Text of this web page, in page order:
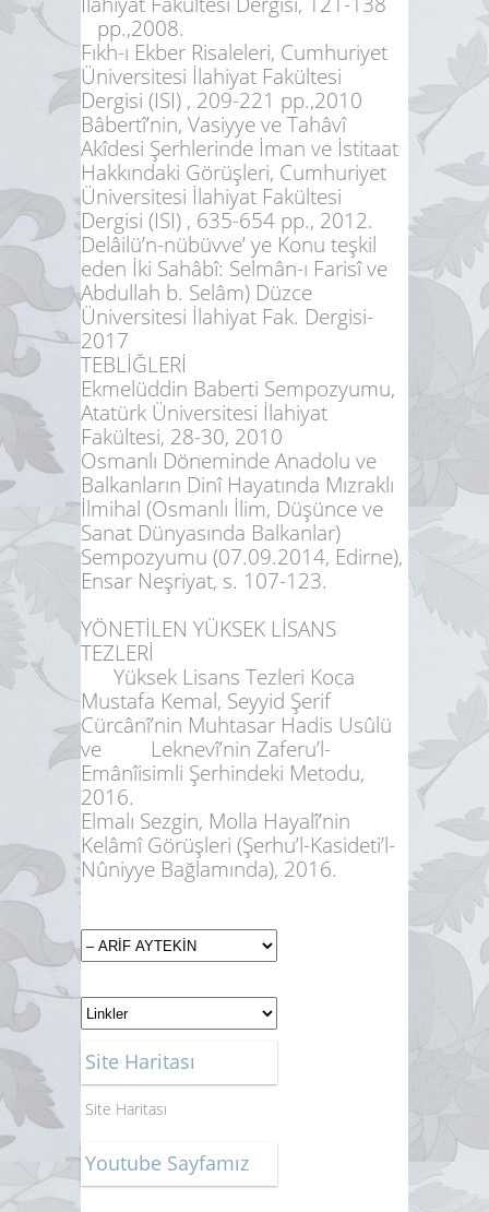
pp.,2008.
Fıkh-ı Ekber Risaleleri, Cumhuriyet
Üniversitesi İlahiyat Fakültesi
Dergisi (ISI) , 209-221 pp.,2010
Bâbertî’nin, Vasiyye ve Tahâvî
Akîdesi Şerhlerinde İman ve İstitaat
Hakkındaki Görüşleri, Cumhuriyet
Üniversitesi İlahiyat Fakültesi
Dergisi (ISI) , 635-654 pp., 2012.
Delâilü’n-nübüvve’ ye Konu teşkil
eden İki Sahâbî: Selmân-ı Farisî ve
Abdullah b. Selâm) Düzce
Üniversitesi İlahiyat Fak. Dergisi-
2017
TEBLİĞLERİ
Ekmelüddin Baberti Sempozyumu,
Atatürk Üniversitesi İlahiyat
Fakültesi, 28-30, 2010
Osmanlı Döneminde Anadolu ve
Balkanların Dinî Hayatında Mızraklı
İlmihal (Osmanlı İlim, Düşünce ve
Sanat Dünyasında Balkanlar)
Sempozyumu (07.09.2014, Edirne),
Ensar Neşriyat, s. 107-123.
YÖNETİLEN YÜKSEK LİSANS
TEZLERİ
Yüksek Lisans Tezleri Koca
Mustafa Kemal, Seyyid Şerif
Cürcânî’nin Muhtasar Hadis Usûlü
ve Leknevî’nin Zaferu’l-
Emânîisimli Şerhindeki Metodu,
2016.
Elmalı Sezgin, Molla Hayalî’nin
Kelâmî Görüşleri (Şerhu’l-Kasideti’l-
Nûniyye Bağlamında), 2016.
Site Haritası
Site Haritası
Youtube Sayfamız